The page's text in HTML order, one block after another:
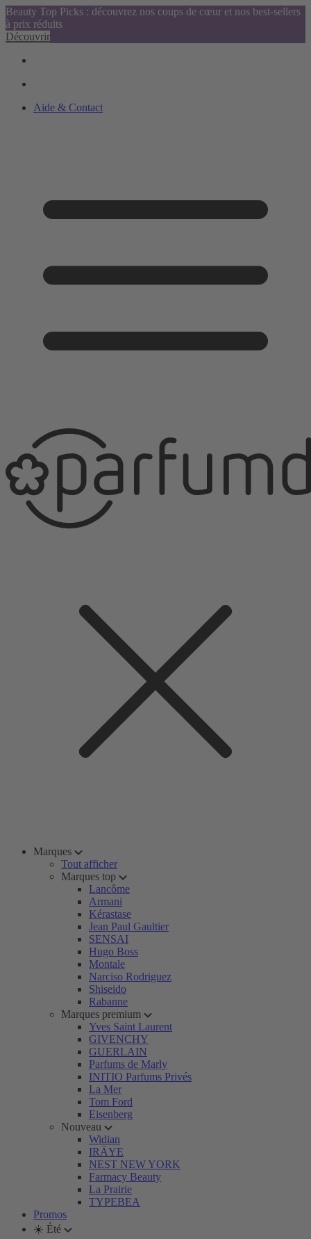
Beauty Top Picks : découvrez nos coups de cœur et nos best-sellers
à prix réduits
Découvrir
Aide & Contact
Marques
Tout afficher
Marques top
Lancôme
Armani
Kérastase
Jean Paul Gaultier
SENSAI
Hugo Boss
Montale
Narciso Rodriguez
Shiseido
Rabanne
Marques premium
Yves Saint Laurent
GIVENCHY
GUERLAIN
Parfums de Marly
INITIO Parfums Privés
La Mer
Tom Ford
Eisenberg
Nouveau
Widian
IRÄYE
NEST NEW YORK
Farmacy Beauty
La Prairie
TYPEBEA
Promos
☀️ Été